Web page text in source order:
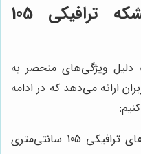
مزایای استفاده از بشکه ترافیکی 105
به دلیل ویژگی‌های منحصر به
ارائه می‌دهد که در ادامه
بشکه‌های ترافیکی 105 سانتی‌متری